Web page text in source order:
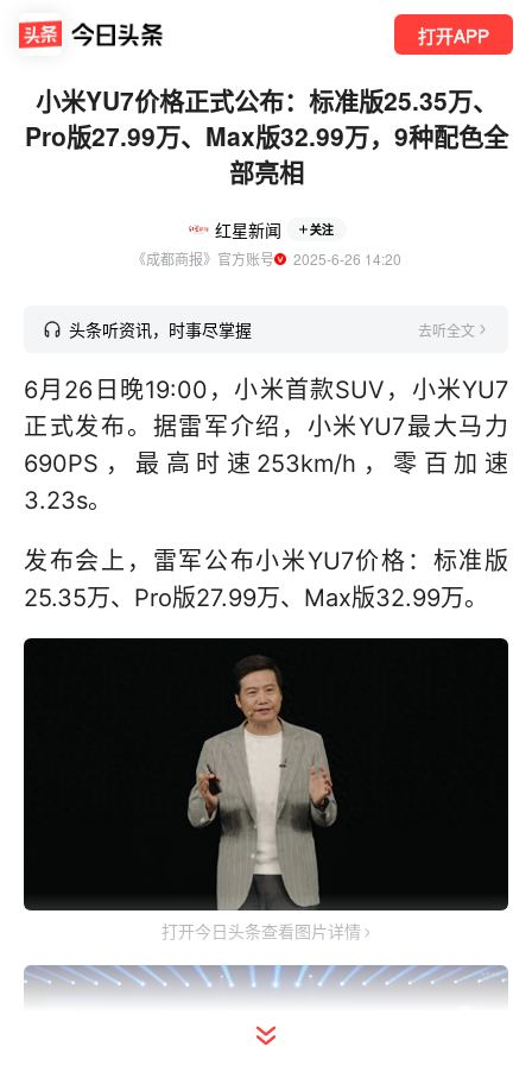
打开APP
小米YU7价格正式公布：标准版25.35万、
Pro版27.99万、Max版32.99万，9种配色全
部亮相
红星新闻 关注
《成都商报》官方账号
  2025-6-26 14:20
头条听资讯，时事尽掌握 去听全文
6月26日晚19:00，小米首款SUV，小米YU7
正式发布。据雷军介绍，小米YU7最大马力
690PS，最高时速253km/h，零百加速
3.23s。
发布会上，雷军公布小米YU7价格：标准版
25.35万、Pro版27.99万、Max版32.99万。
打开今日头条查看图片详情